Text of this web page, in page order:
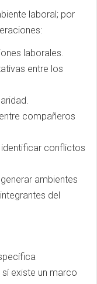
laboral; por
laborales.
entre los
compañeros
conflictos
ambientes
del
sí existe un marco